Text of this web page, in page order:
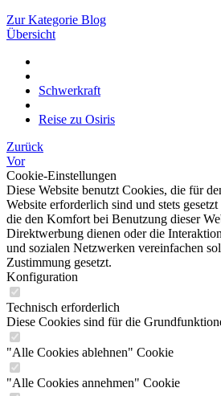
Zur Kategorie Blog
Übersicht
Schwerkraft
Reise zu Osiris
Zurück
Vor
Cookie-Einstellungen
Diese Website benutzt Cookies, die für
Website erforderlich sind und stets
die den Komfort bei Benutzung dieser
Direktwerbung dienen oder die
und sozialen Netzwerken vereinfachen
Zustimmung gesetzt.
Konfiguration
Technisch erforderlich
Diese Cookies sind für die
"Alle Cookies ablehnen" Cookie
"Alle Cookies annehmen" Cookie